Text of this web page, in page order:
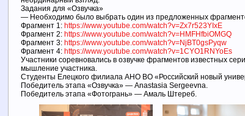
Задания для «Озвучка»
— Необходимо было выбрать один из предложенных
Фрагмент 1: https://www.youtube.com/watch?v=Zx7r523YIxE
Фрагмент 2: https://www.youtube.com/watch?v=HMFHfbiOMGQ
Фрагмент 3: https://www.youtube.com/watch?v=NjBT0gsPyqw
Фрагмент 4: https://www.youtube.com/watch?v=1CYO1RNYoEs
Участники соревновались в озвучке фрагментов известных
мышление участника.
Студенты Елецкого филиала АНО ВО «Российский новый
Победитель этапа «Озвучка» — Anastasia Sergeevna.
Победитель этапа «Фотогрань» — Амаль Штереб.